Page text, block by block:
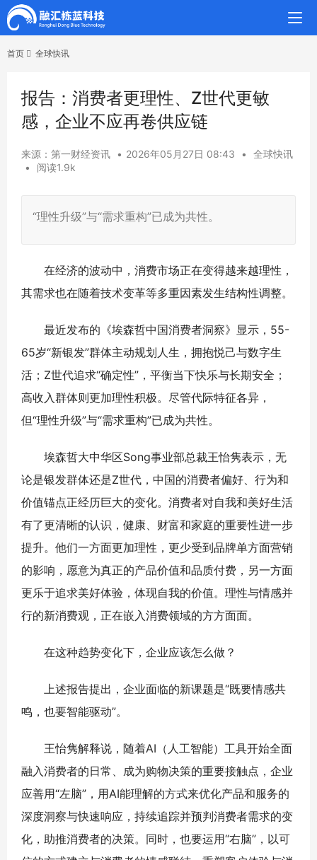
首页 全球快讯
报告：消费者更理性、Z世代更敏
感，企业不应再卷供应链
来源：第一财经资讯 • 2026年05月27日 08:43 •
全球快讯
•
阅读1.9k
“理性升级”与“需求重构”已成为共性。
在经济的波动中，消费市场正在变得越来越理性，
其需求也在随着技术变革等多重因素发生结构性调整。
最近发布的《埃森哲中国消费者洞察》显示，55-
65岁“新银发”群体主动规划人生，拥抱悦己与数字生
活；Z世代追求“确定性”，平衡当下快乐与长期安全；
高收入群体则更加理性积极。尽管代际特征各异，
但“理性升级”与“需求重构”已成为共性。
埃森哲大中华区Song事业部总裁王怡隽表示，无
论是银发群体还是Z世代，中国的消费者偏好、行为和
价值锚点正经历巨大的变化。消费者对自我和美好生活
有了更清晰的认识，健康、财富和家庭的重要性进一步
提升。他们一方面更加理性，更少受到品牌单方面营销
的影响，愿意为真正的产品价值和品质付费，另一方面
更乐于追求美好体验，体现自我的价值。理性与情感并
行的新消费观，正在嵌入消费领域的方方面面。
在这种趋势变化下，企业应该怎么做？
上述报告提出，企业面临的新课题是“既要情感共
鸣，也要智能驱动”。
王怡隽解释说，随着AI（人工智能）工具开始全面
融入消费者的日常、成为购物决策的重要接触点，企业
应善用“左脑”，用AI能理解的方式来优化产品和服务的
深度洞察与快速响应，持续追踪并预判消费者需求的变
化，助推消费者的决策。同时，也要运用“右脑”，以可